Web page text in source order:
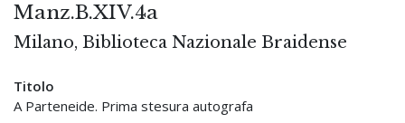
Manz.B.XIV.4a
Milano, Biblioteca Nazionale Braidense
Titolo
A Parteneide. Prima stesura autografa